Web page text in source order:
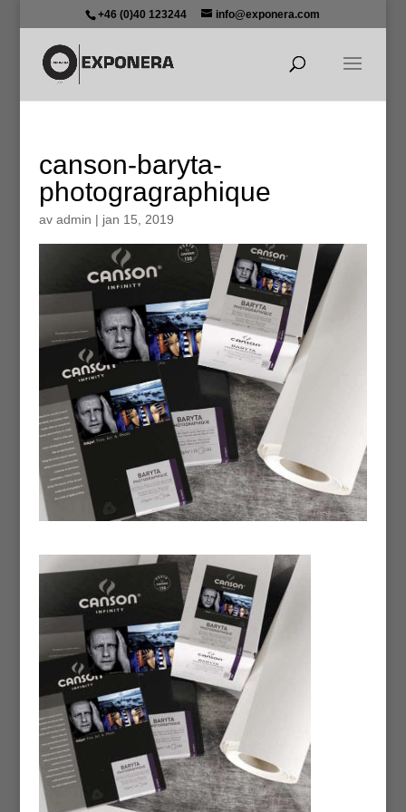
+46 (0)40 123244 info@exponera.com
canson-baryta-
photogragraphique
av admin | jan 15, 2019